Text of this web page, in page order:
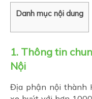
Danh mục nội dung
1. Thông tin
Nội
Địa phận nội thành